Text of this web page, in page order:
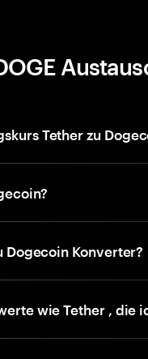
Tether zu
Dogecoin Konverter?
wie Tether , die